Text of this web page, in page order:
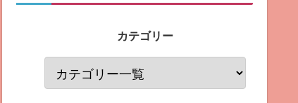
カテゴリー